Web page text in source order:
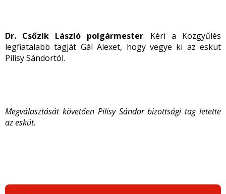
Dr. Csőzik László polgármester: Kéri a Közgyűlés
legfiatalabb tagját Gál Alexet, hogy vegye ki az esküt
Pilisy Sándortól.
Megválasztását követően Pilisy Sándor bizottsági tag letette
az esküt.